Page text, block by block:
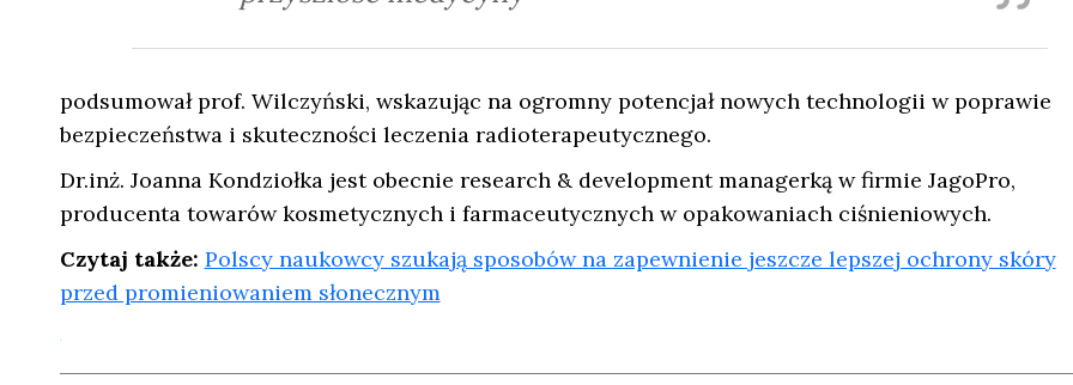
podsumował prof. Wilczyński, wskazując na ogromny potencjał nowych technologii w poprawie
bezpieczeństwa i skuteczności leczenia radioterapeutycznego.
Dr.inż. Joanna Kondziołka jest obecnie research & development managerką w firmie JagoPro,
producenta towarów kosmetycznych i farmaceutycznych w opakowaniach ciśnieniowych.
Czytaj także: Polscy naukowcy szukają sposobów na zapewnienie jeszcze lepszej ochrony skóry
przed promieniowaniem słonecznym